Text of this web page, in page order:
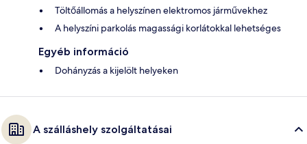
Töltőállomás a helyszínen elektromos járművekhez
A helyszíni parkolás magassági korlátokkal lehetséges
Egyéb információ
Dohányzás a kijelölt helyeken
A szálláshely szolgáltatásai